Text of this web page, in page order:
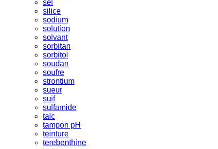
sel
silice
sodium
solution
solvant
sorbitan
sorbitol
soudan
soufre
strontium
sueur
suif
sulfamide
talc
tampon pH
teinture
terebenthine